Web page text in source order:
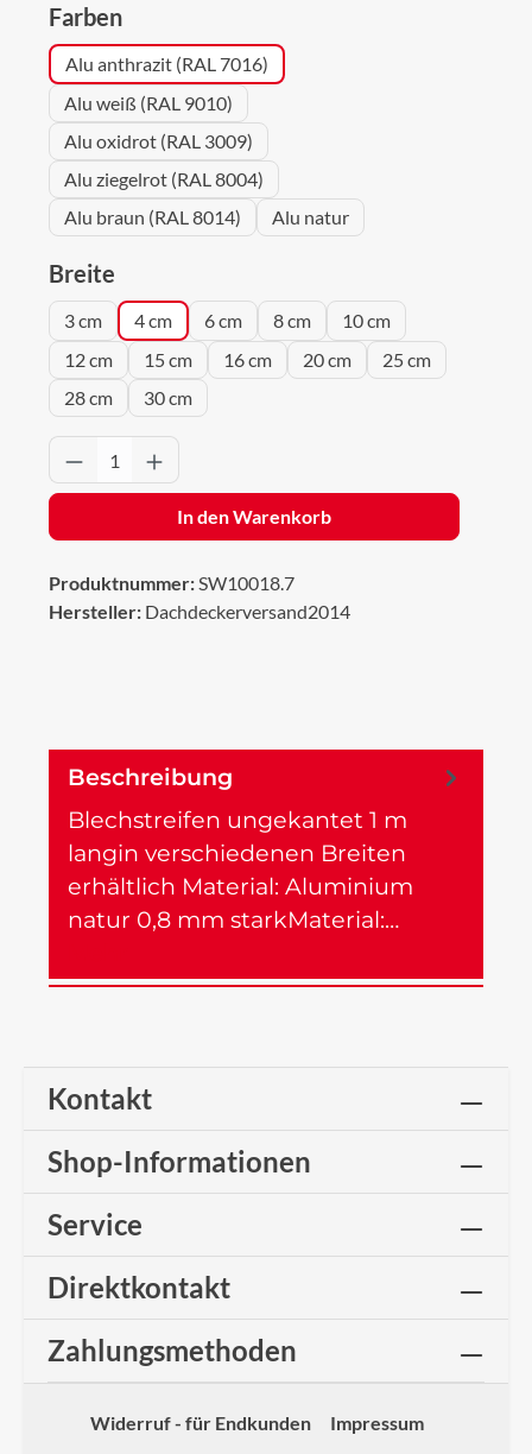
Farbenauswählen
Alu anthrazit (RAL 7016)
Alu weiß (RAL 9010)
Alu oxidrot (RAL 3009)
Alu ziegelrot (RAL 8004)
Alu braun (RAL 8014)
Alu natur
Breite
3 cm 4 cm 6 cm 8 cm
10 cm
12 cm
15 cm 16 cm 20 cm
25 cm
28 cm
30 cm
Produkt Anzahl: Gib den gewünschten
In den Warenkorb
Produktnummer:SW10018.7
Hersteller: Dachdeckerversand2014
Beschreibung
Blechstreifen ungekantet 1 m
langin verschiedenen Breiten
erhältlich Material: Aluminium
natur 0,8 mm starkMaterial:…
Kontakt
Shop-Informationen
Service
Direktkontakt
Zahlungsmethoden
Widerruf - für Endkunden
Impressum